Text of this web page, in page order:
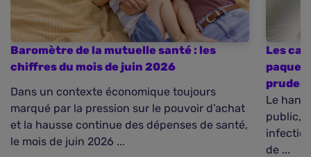
Baromètre de la mutuelle santé : les
chiffres du mois de juin 2026
Dans un contexte économique toujours
marqué par la pression sur le pouvoir d’achat
et la hausse continue des dépenses de santé,
le mois de juin 2026 ...
Les
Le
public,
de ...